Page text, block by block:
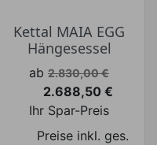
Kettal MAIA EGG
Hängesessel
Verkaufspreis
ab 2.830,00 €
Preis
2.688,50 €
Ihr Spar-Preis
Preise inkl. ges.